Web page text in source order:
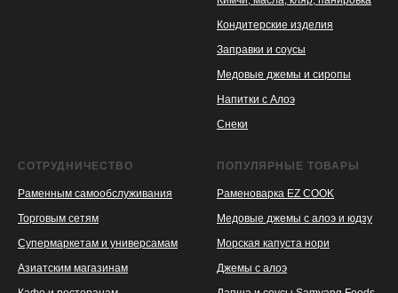
Кондитерские изделия
Заправки и соусы
Медовые джемы и сиропы
Напитки с Алоэ
Снеки
СОТРУДНИЧЕСТВО
Раменным самообслуживания
Торговым сетям
Супермаркетам и универсамам
Азиатским магазинам
ПОПУЛЯРНЫЕ ТОВАРЫ
Раменоварка EZ COOK
Медовые джемы с алоэ и юдзу
Морская капуста нори
Джемы с алоэ